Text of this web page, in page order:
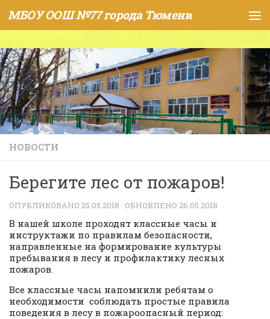
Skip to content
МБОУ ООШ №77 города Тюмени
НОВОСТИ
Берегите лес от пожаров!
ОПУБЛИКОВАНО 25.05.2018 · ОБНОВЛЕНО 26.05.2018
В нашей школе проходят классные часы и
инструктажи по правилам безопасности,
направленные на формирование культуры
пребывания в лесу и профилактику лесных
пожаров.
Все классные часы напомнили ребятам о
необходимости соблюдать простые правила
поведения в лесу в пожароопасный период: